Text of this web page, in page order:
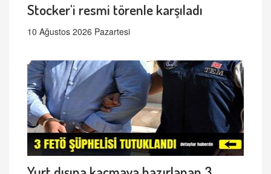
Stocker'i resmi törenle karşıladı
10 Ağustos 2026 Pazartesi